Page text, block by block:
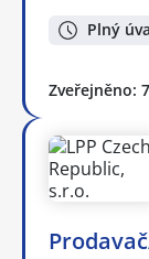
Plný
Zveřejněno: